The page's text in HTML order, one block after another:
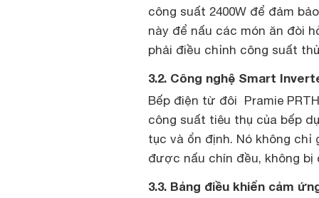
công suất 2400W để đảm
này để nấu các món ăn đòi
phải điều chỉnh công suất
3.2. Công nghệ Smart
Bếp điện từ đôi Pramie
công suất tiêu thụ của bếp
tục và ổn định. Nó không
được nấu chín đều, không bị
3.3. Bảng điều khiển cảm